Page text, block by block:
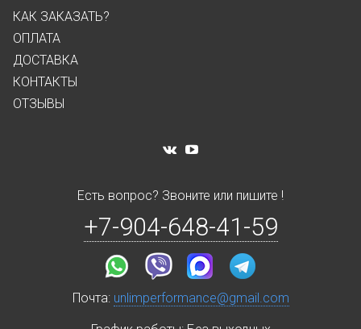
КАК ЗАКАЗАТЬ?
ОПЛАТА
ДОСТАВКА
КОНТАКТЫ
ОТЗЫВЫ
Есть вопрос? Звоните или пишите !
+7-904-648-41-59
Почта: unlimperformance@gmail.com